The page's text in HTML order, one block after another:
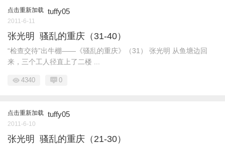
点击重新加载 tuffy05
2011-6-11
张光明 骚乱的重庆（31-40）
“检查交待”出牛棚——《骚乱的重庆》（31） 张光明 从鱼塘边回
来，三个工人径直上了二楼 ...
4340 0
点击重新加载 tuffy05
2011-6-10
张光明 骚乱的重庆（21-30）